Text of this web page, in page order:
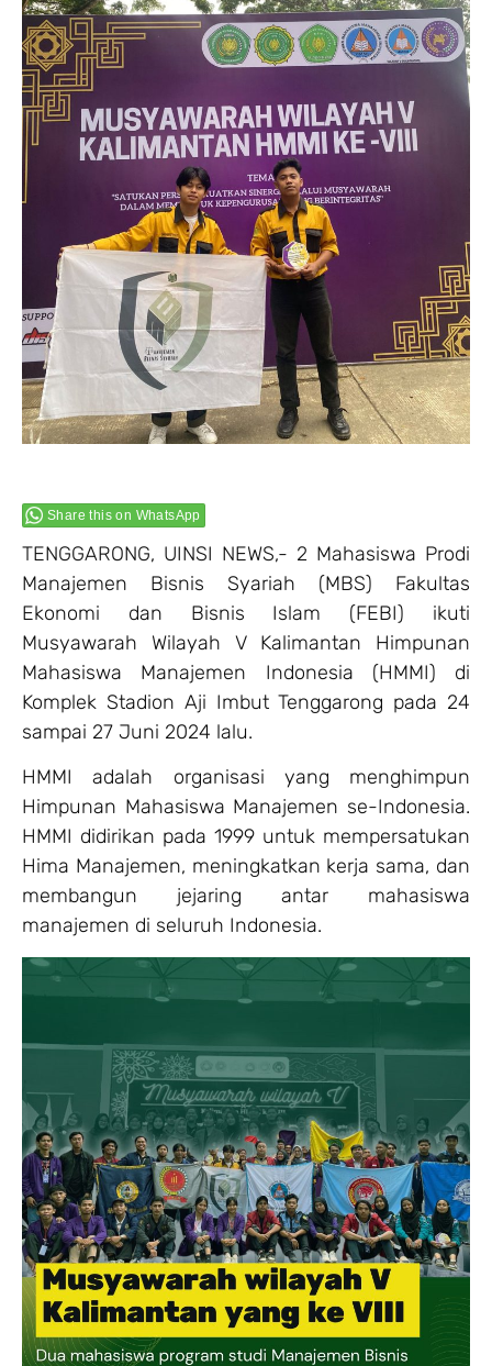
Share this on WhatsApp
TENGGARONG, UINSI NEWS,- 2 Mahasiswa Prodi
Manajemen Bisnis Syariah (MBS) Fakultas
Ekonomi dan Bisnis Islam (FEBI) ikuti
Musyawarah Wilayah V Kalimantan Himpunan
Mahasiswa Manajemen Indonesia (HMMI) di
Komplek Stadion Aji Imbut Tenggarong pada 24
sampai 27 Juni 2024 lalu.
HMMI adalah organisasi yang menghimpun
Himpunan Mahasiswa Manajemen se-Indonesia.
HMMI didirikan pada 1999 untuk mempersatukan
Hima Manajemen, meningkatkan kerja sama, dan
membangun jejaring antar mahasiswa
manajemen di seluruh Indonesia.